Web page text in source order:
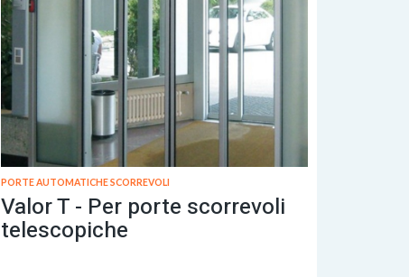
PORTE AUTOMATICHE SCORREVOLI
Valor T - Per porte scorrevoli
telescopiche